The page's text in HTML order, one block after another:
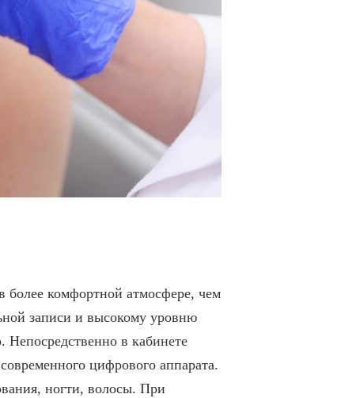
более комфортной атмосфере, чем
записи и высокому уровню
в кабинете
цифрового аппарата.
ногти, волосы. При